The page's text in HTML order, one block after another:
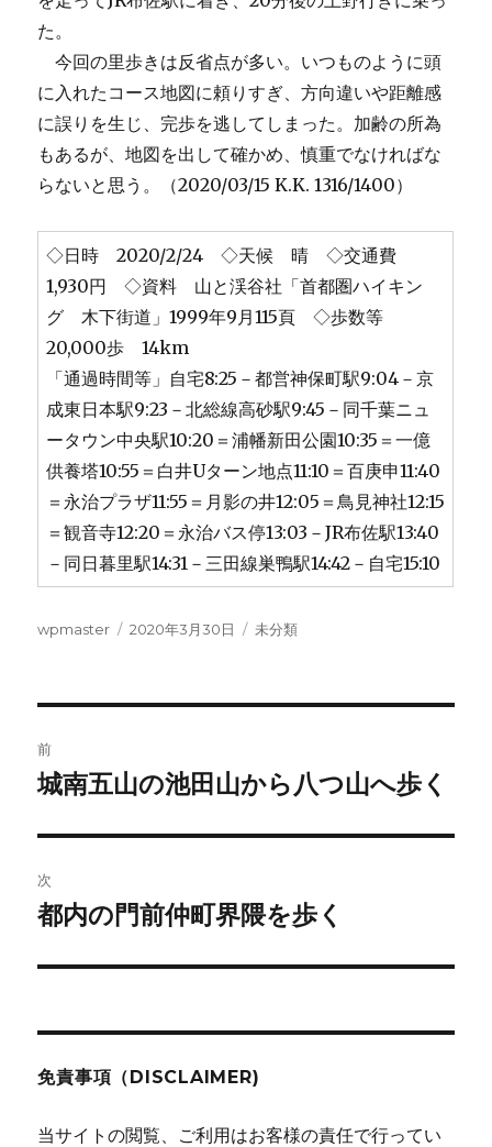
た。
今回の里歩きは反省点が多い。いつものように頭
に入れたコース地図に頼りすぎ、方向違いや距離感
に誤りを生じ、完歩を逃してしまった。加齢の所為
もあるが、地図を出して確かめ、慎重でなければな
らないと思う。（2020/03/15 K.K. 1316/1400）
◇日時 2020/2/24 ◇天候 晴 ◇交通費
1,930円 ◇資料 山と渓谷社「首都圏ハイキン
グ 木下街道」1999年9月115頁 ◇歩数等
20,000歩 14km
「通過時間等」自宅8:25－都営神保町駅9:04－京
成東日本駅9:23－北総線高砂駅9:45－同千葉ニュ
ータウン中央駅10:20＝浦幡新田公園10:35＝一億
供養塔10:55＝白井Uターン地点11:10＝百庚申11:40
＝永治プラザ11:55＝月影の井12:05＝鳥見神社12:15
＝観音寺12:20＝永治バス停13:03－JR布佐駅13:40
－同日暮里駅14:31－三田線巣鴨駅14:42－自宅15:10
投
wpmaster
投
2020年3月30日
カ
未分類
稿
ビ
ゲ
ー
前
前
投
稿:
城南五山の池田山から八つ山へ歩く
次
次
投
都内の門前仲町界隈を歩く
免責事項（DISCLAIMER)
当サイトの閲覧、ご利用はお客様の責任で行ってい